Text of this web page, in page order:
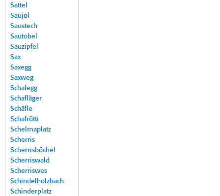
Sattel
Saujol
Saustech
Sautobel
Sauzipfel
Sax
Saxegg
Saxweg
Schafegg
Schafläger
Schäfle
Schafrütti
Schelmaplatz
Scherris
Scherrisböchel
Scherriswald
Scherriswes
Schindelholzbach
Schinderplatz